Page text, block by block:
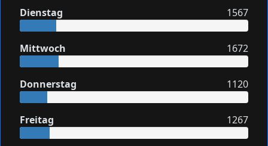
Dienstag 1567
Mittwoch 1672
Donnerstag 1120
Freitag 1267